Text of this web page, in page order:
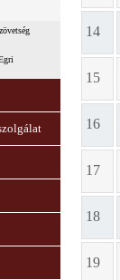
14
15
16
17
18
19